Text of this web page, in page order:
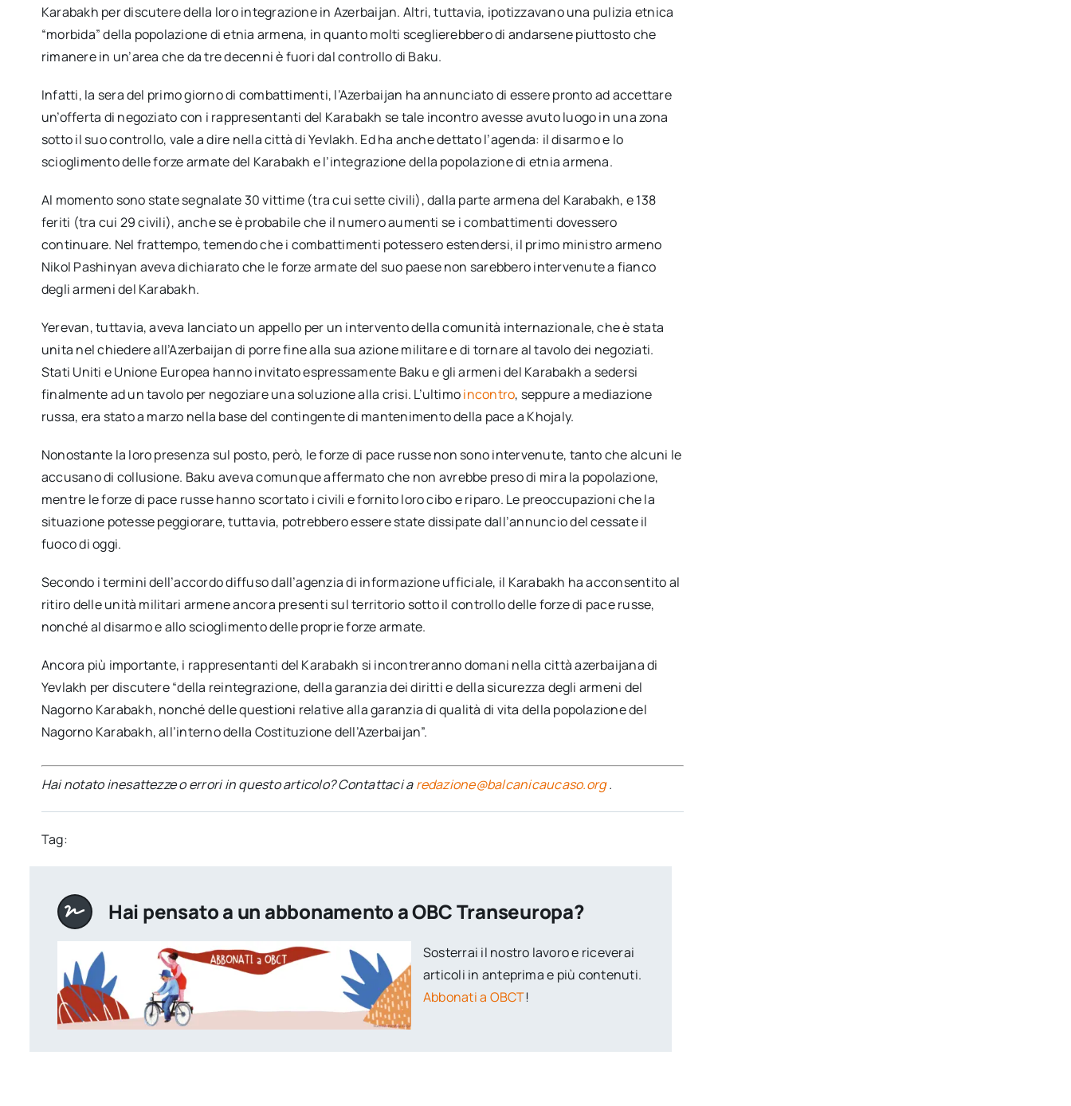
Karabakh per discutere della loro integrazione in Azerbaijan. Altri, tuttavia, ipotizzavano una pulizia etnica
“morbida” della popolazione di etnia armena, in quanto molti sceglierebbero di andarsene piuttosto che
rimanere in un’area che da tre decenni è fuori dal controllo di Baku.
Infatti, la sera del primo giorno di combattimenti, l’Azerbaijan ha annunciato di essere pronto ad accettare
un’offerta di negoziato con i rappresentanti del Karabakh se tale incontro avesse avuto luogo in una zona
sotto il suo controllo, vale a dire nella città di Yevlakh. Ed ha anche dettato l’agenda: il disarmo e lo
scioglimento delle forze armate del Karabakh e l’integrazione della popolazione di etnia armena.
Al momento sono state segnalate 30 vittime (tra cui sette civili), dalla parte armena del Karabakh, e 138
feriti (tra cui 29 civili), anche se è probabile che il numero aumenti se i combattimenti dovessero
continuare. Nel frattempo, temendo che i combattimenti potessero estendersi, il primo ministro armeno
Nikol Pashinyan aveva dichiarato che le forze armate del suo paese non sarebbero intervenute a fianco
degli armeni del Karabakh.
Yerevan, tuttavia, aveva lanciato un appello per un intervento della comunità internazionale, che è stata
unita nel chiedere all’Azerbaijan di porre fine alla sua azione militare e di tornare al tavolo dei negoziati.
Stati Uniti e Unione Europea hanno invitato espressamente Baku e gli armeni del Karabakh a sedersi
finalmente ad un tavolo per negoziare una soluzione alla crisi. L’ultimoincontro, seppure a mediazione
russa, era stato a marzo nella base del contingente di mantenimento della pace a Khojaly.
Nonostante la loro presenza sul posto, però, le forze di pace russe non sono intervenute, tanto che alcuni le
accusano di collusione. Baku aveva comunque affermato che non avrebbe preso di mira la popolazione,
mentre le forze di pace russe hanno scortato i civili e fornito loro cibo e riparo. Le preoccupazioni che la
situazione potesse peggiorare, tuttavia, potrebbero essere state dissipate dall’annuncio del cessate il
fuoco di oggi.
Secondo i termini dell’accordo diffuso dall’agenzia di informazione ufficiale, il Karabakh ha acconsentito al
ritiro delle unità militari armene ancora presenti sul territorio sotto il controllo delle forze di pace russe,
nonché al disarmo e allo scioglimento delle proprie forze armate.
Ancora più importante, i rappresentanti del Karabakh si incontreranno domani nella città azerbaijana di
Yevlakh per discutere “della reintegrazione, della garanzia dei diritti e della sicurezza degli armeni del
Nagorno Karabakh, nonché delle questioni relative alla garanzia di qualità di vita della popolazione del
Nagorno Karabakh, all’interno della Costituzione dell’Azerbaijan”.
Hai notato inesattezze o errori in questo articolo? Contattaci aredazione@balcanicaucaso.org.
Tag:
Hai pensato a un abbonamento a OBC Transeuropa?
Sosterrai il nostro lavoro e riceverai
articoli in anteprima e più contenuti.
Abbonati a OBCT!